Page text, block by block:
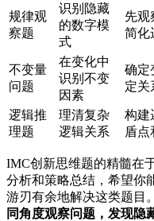
规律观
察题
识别隐藏
的数字模
式
先观
简化
不变量
问题
在变化中
识别不变
因素
确定
定关
逻辑推
理题
理清复杂
逻辑关系
构建
盾点
IMC创新思维题的精髓在
分析和策略总结，希望你
游刃有余地解决这类题目
同角度观察问题，发现隐